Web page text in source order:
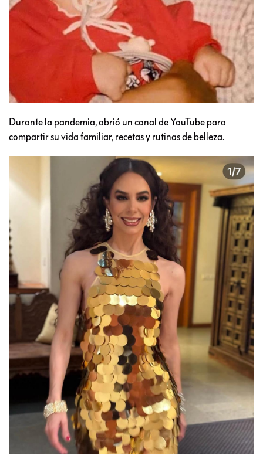
Durante la pandemia, abrió un canal de YouTube para
compartir su vida familiar, recetas y rutinas de belleza.